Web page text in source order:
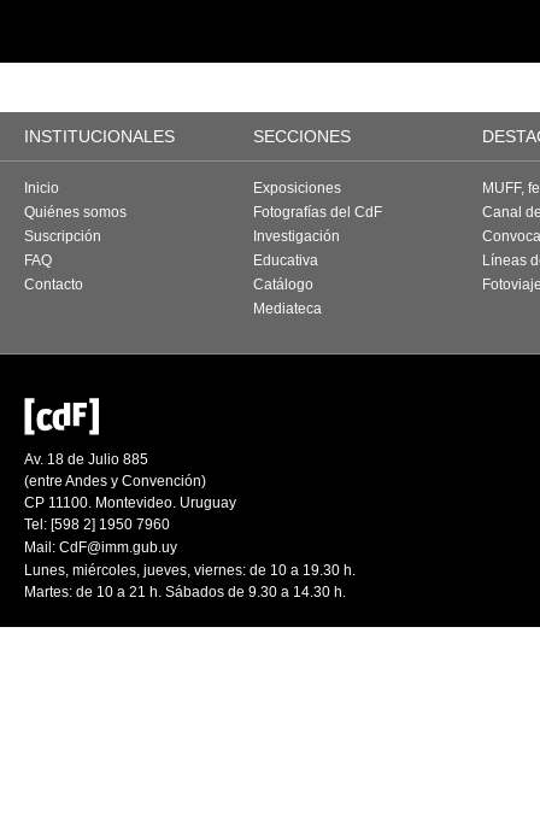
INSTITUCIONALES SECCIONES
Inicio
Quiénes somos
Suscripción
FAQ
Contacto
Exposiciones
Fotografías del CdF
Investigación
Educativa
Catálogo
Mediateca
MUFF,
Canal
Líneas
Av. 18 de Julio 885
(entre Andes y Convención)
CP 11100. Montevideo. Uruguay
Tel: [598 2] 1950 7960
Mail: CdF@imm.gub.uy
Lunes, miércoles, jueves, viernes: de 10 a 19.30 h.
Martes: de 10 a 21 h. Sábados de 9.30 a 14.30 h.